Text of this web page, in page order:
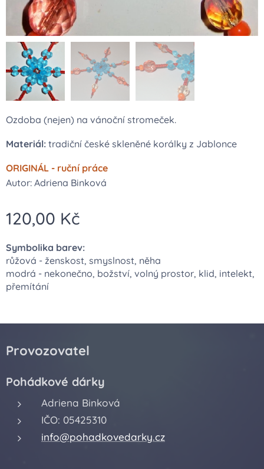
Ozdoba (nejen) na vánoční stromeček.
Materiál: tradiční české skleněné korálky z Jablonce
ORIGINÁL - ruční práce
Autor: Adriena Binková
120,00 Kč
Symbolika barev:
růžová - ženskost, smyslnost, něha
modrá - nekonečno, božství, volný prostor, klid, intelekt,
přemítání
Provozovatel
Pohádkové dárky
Adriena Binková
IČO: 05425310
info@pohadkovedarky.cz